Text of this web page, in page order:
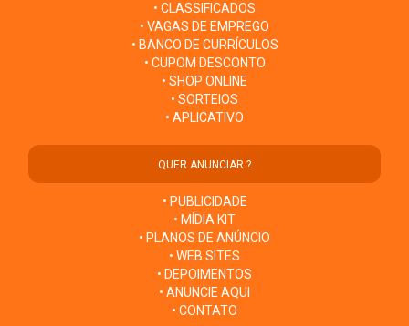
• CLASSIFICADOS
• VAGAS DE EMPREGO
• BANCO DE CURRÍCULOS
• CUPOM DESCONTO
• SHOP ONLINE
• SORTEIOS
• APLICATIVO
QUER ANUNCIAR ?
• PUBLICIDADE
• MÍDIA KIT
• PLANOS DE ANÚNCIO
• WEB SITES
• DEPOIMENTOS
• ANUNCIE AQUI
• CONTATO